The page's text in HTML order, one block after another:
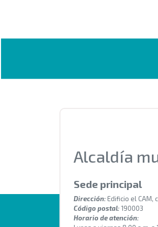
Alcaldía
Sede principal
Dirección: Edificio el CAM,
Código postal:190003
Horario de atención: